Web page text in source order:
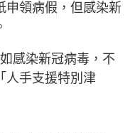
申領病假，但感染新
感染新冠病毒，不
人手支援特別津